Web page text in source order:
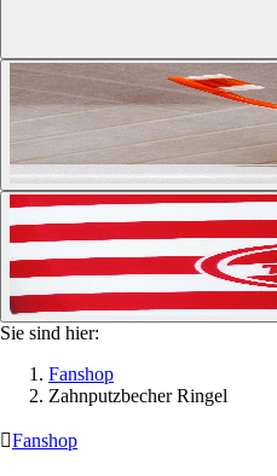
Sie sind hier:
Fanshop
Zahnputzbecher Ringel
Fanshop